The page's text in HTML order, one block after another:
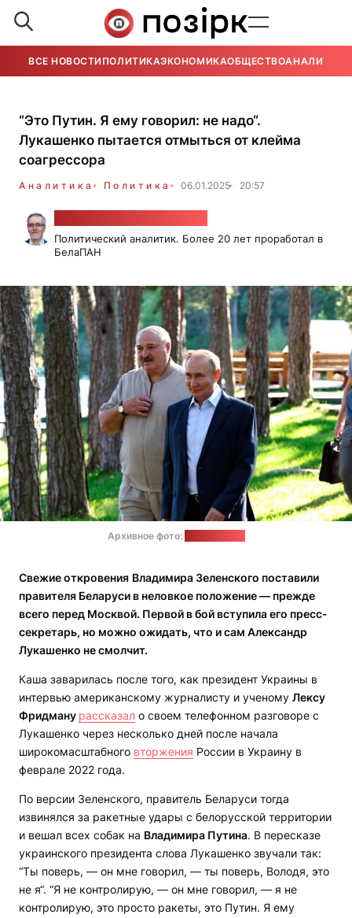
ВСЕ НОВОСТИ ПОЛИТИКАЭКОНОМИКАОБЩЕСТВОАНАЛИТИКА
“Это Путин. Я ему говорил: не надо“.
Лукашенко пытается отмыться от клейма
соагрессора
Аналитика Политика 06.01.2025 20:57
Политический аналитик. Более 20 лет проработал в
БелаПАН
Архивное фото:
Свежие откровения Владимира Зеленского поставили
правителя Беларуси в неловкое положение — прежде
всего перед Москвой. Первой в бой вступила его пресс-
секретарь, но можно ожидать, что и сам Александр
Лукашенко не смолчит.
Каша заварилась после того, как президент Украины в
интервью американскому журналисту и ученому Лексу
Фридману рассказал о своем телефонном разговоре с
Лукашенко через несколько дней после начала
широкомасштабного вторжения России в Украину в
феврале 2022 года.
По версии Зеленского, правитель Беларуси тогда
извинялся за ракетные удары с белорусской территории
и вешал всех собак на Владимира Путина. В пересказе
украинского президента слова Лукашенко звучали так:
“Ты поверь, — он мне говорил, — ты поверь, Володя, это
не я“. “Я не контролирую, — он мне говорил, — я не
контролирую, это просто ракеты, это Путин. Я ему